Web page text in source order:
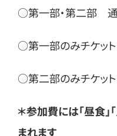
○第一部・第二部 通
○第一部のみチケッ
○第二部のみチケッ
＊参加費には「昼食」
まれます